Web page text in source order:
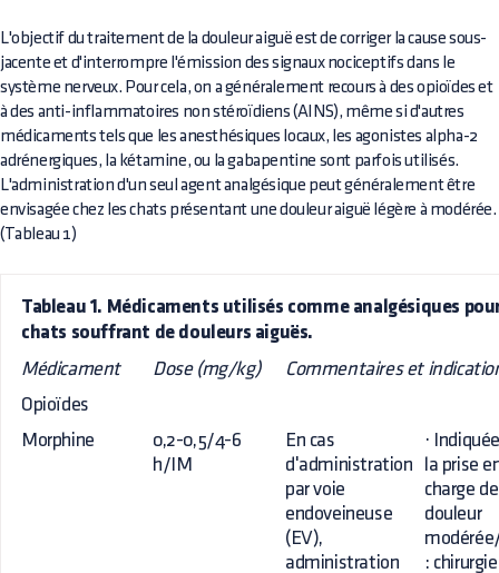
L'objectif du traitement de la douleur aiguë est de corriger la cause sous-
jacente et d'interrompre l'émission des signaux nociceptifs dans le
système nerveux. Pour cela, on a généralement recours à des opioïdes et
à des anti-inflammatoires non stéroïdiens (AINS), même si d'autres
médicaments tels que les anesthésiques locaux, les agonistes alpha-2
adrénergiques, la kétamine, ou la gabapentine sont parfois utilisés.
L'administration d'un seul agent analgésique peut généralement être
envisagée chez les chats présentant une douleur aiguë légère à modérée.
(Tableau 1)
Tableau 1. Médicaments utilisés comme analgésiques
chats souffrant de douleurs aiguës.
Médicament Dose (mg/kg)
Commentaires et
Opioïdes
Morphine
0,2-0,5/4-6
h/IM
En cas
d'administration
par voie
endoveineuse
(EV),
administration
·
la prise
charge
douleur
: chirurgie